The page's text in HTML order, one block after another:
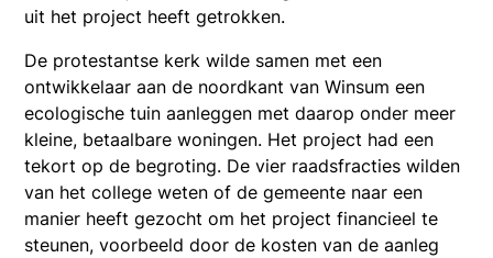
uit het project heeft getrokken.
De protestantse kerk wilde samen met een
ontwikkelaar aan de noordkant van Winsum een
ecologische tuin aanleggen met daarop onder meer
kleine, betaalbare woningen. Het project had een
tekort op de begroting. De vier raadsfracties wilden
van het college weten of de gemeente naar een
manier heeft gezocht om het project financieel te
steunen, voorbeeld door de kosten van de aanleg